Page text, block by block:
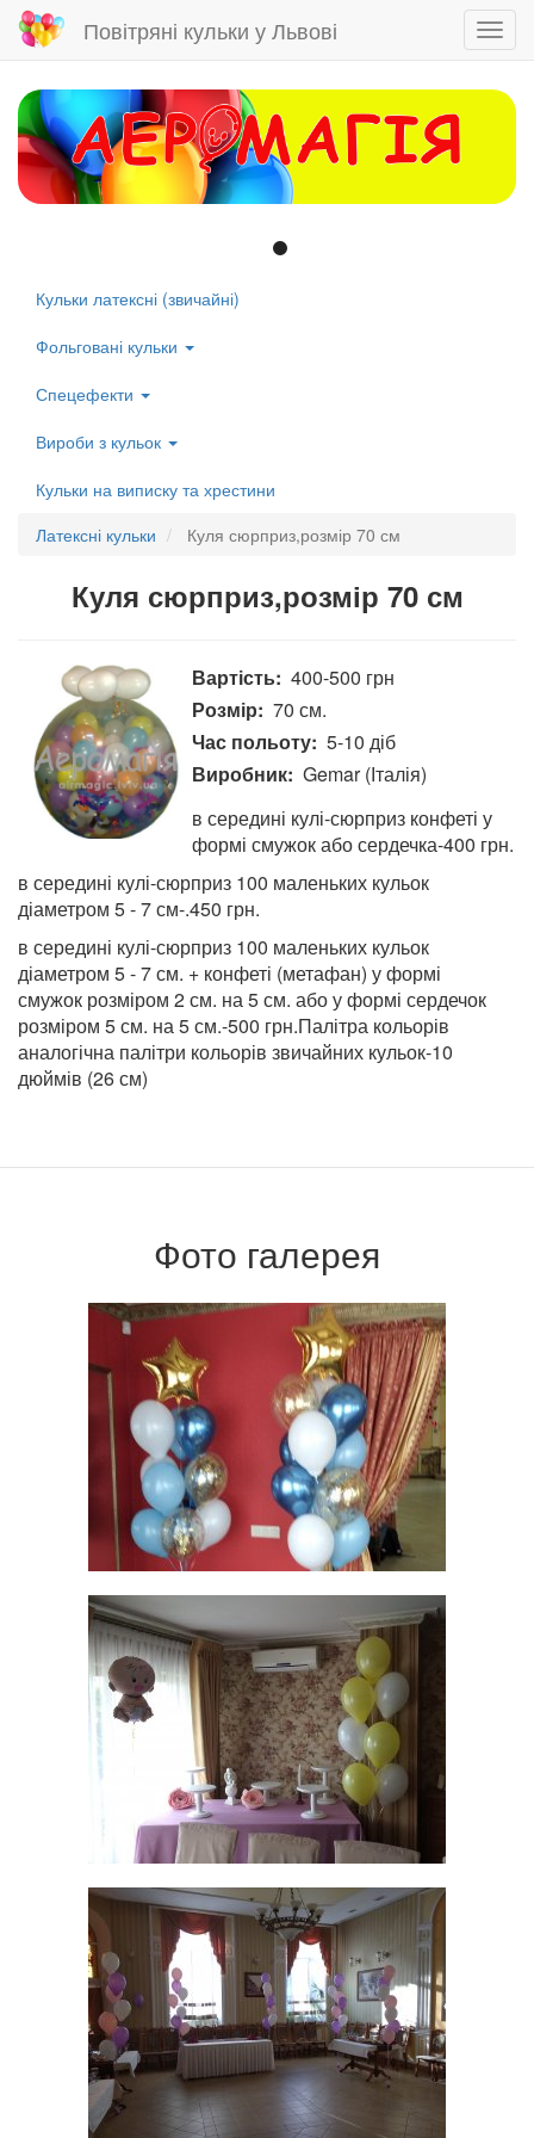
Skip
main
content
Повітряні кульки у Львові
Left
menu
Кульки латексні (звичайні)
Фольговані кульки
Спецефекти
Вироби з кульок
Кульки на виписку та хрестини
Латексні кульки
Куля сюрприз,розмір 70 см
Куля сюрприз,розмір 70 см
Вартість 400-500 грн
Розмір
70 см.
Час польоту 5-10 діб
Виробник Gemar (Італія)
в середині кулі-сюрприз конфеті у
формі смужок або сердечка-400 грн.
в середині кулі-сюрприз 100 маленьких кульок
діаметром 5 - 7 см-.450 грн.
в середині кулі-сюрприз 100 маленьких кульок
діаметром 5 - 7 см. + конфеті (метафан) у формі
смужок розміром 2 см. на 5 см. або у формі сердечок
розміром 5 см. на 5 см.-500 грн.Палітра кольорів
аналогічна палітри кольорів звичайних кульок-10
дюймів (26 см)
Фото галерея